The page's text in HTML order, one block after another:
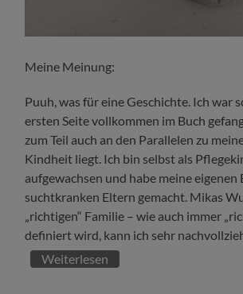
Meine Meinung:
Puuh, was für eine Geschichte. Ich war
ersten Seite vollkommen im Buch
zum Teil auch an den Parallelen zu
Kindheit liegt. Ich bin selbst als
aufgewachsen und habe meine
suchtkranken Eltern gemacht. Mikas
„richtigen“ Familie – wie auch immer
definiert wird, kann ich sehr
Weiterlesen